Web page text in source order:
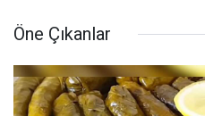
Öne Çıkanlar